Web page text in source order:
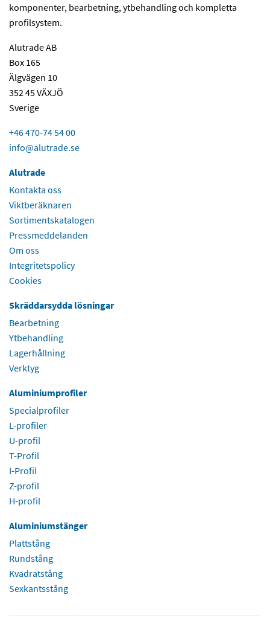
komponenter, bearbetning, ytbehandling och kompletta
profilsystem.
Alutrade AB
Box 165
Älgvägen 10
352 45 VÄXJÖ
Sverige
+46 470-74 54 00
info@alutrade.se
Alutrade
Kontakta oss
Viktberäknaren
Sortimentskatalogen
Pressmeddelanden
Om oss
Integritetspolicy
Cookies
Skräddarsydda lösningar
Bearbetning
Ytbehandling
Lagerhållning
Verktyg
Aluminiumprofiler
Specialprofiler
L-profiler
U-profil
T-Profil
I-Profil
Z-profil
H-profil
Aluminiumstänger
Plattstång
Rundstång
Kvadratstång
Sexkantsstång